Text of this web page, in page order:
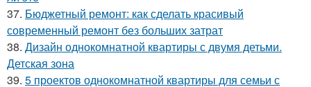
37. Бюджетный ремонт: как сделать красивый
современный ремонт без больших затрат
38. Дизайн однокомнатной квартиры с двумя детьми.
Детская зона
39. 5 проектов однокомнатной квартиры для семьи с